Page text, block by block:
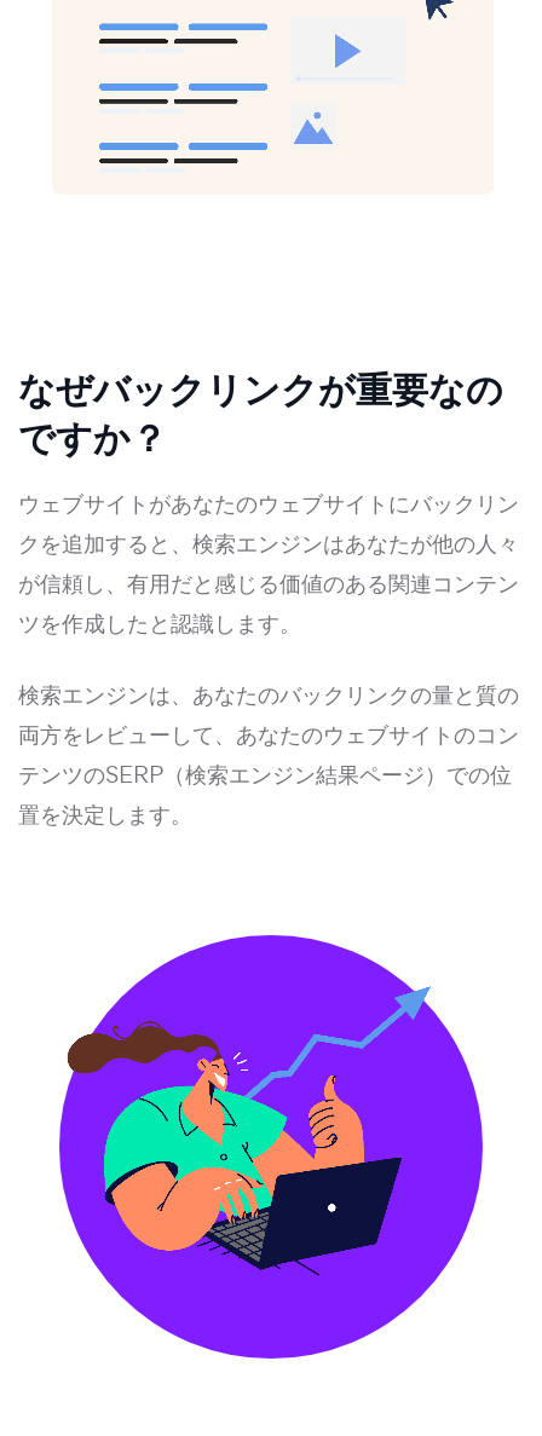
なぜバックリンクが重要なの
ですか？
ウェブサイトがあなたのウェブサイトにバックリン
クを追加すると、検索エンジンはあなたが他の人々
が信頼し、有用だと感じる価値のある関連コンテン
ツを作成したと認識します。
検索エンジンは、あなたのバックリンクの量と質の
両方をレビューして、あなたのウェブサイトのコン
テンツのSERP（検索エンジン結果ページ）での位
置を決定します。